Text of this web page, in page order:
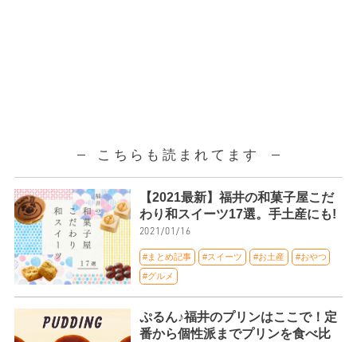
こちらも読まれてます
【2021最新】福井の和菓子屋こだ
わり和スイーツ17選。手土産にも!
2021/01/16
#まとめ記事 #スイーツ #お土産 #おやつ
#グルメ
ぷるん♪福井のプリンはここで！定
番から個性派までプリンを食べ比